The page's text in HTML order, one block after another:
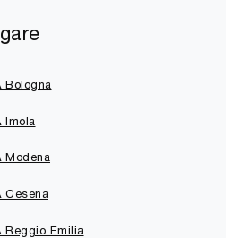
Bologna
Imola
Modena
Cesena
Reggio Emilia